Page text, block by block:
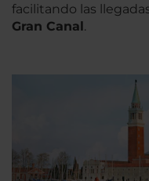
facilitando las
Gran Canal.